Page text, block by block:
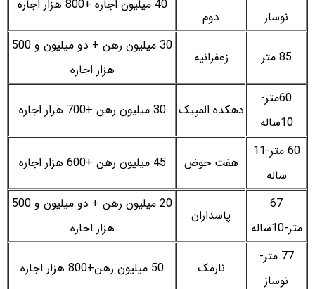
نوساز
دوم
40 میلیون اجاره +800 هزار اجاره
85 متر زعفرانیه
30 میلیون رهن + دو میلیون و 500
هزار اجاره
60متر-
10ساله
دهکده المپیک 30 میلیون رهن +700 هزار اجاره
60 متر-11
ساله
هفت حوض 45 میلیون رهن +600 هزار اجاره
67
متر-10ساله
پاسداران
20 میلیون رهن + دو میلیون و 500
هزار اجاره
77 متر-
نوساز
نارمک 50 میلیون رهن+800 هزار اجاره